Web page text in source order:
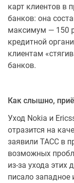
карт клиентов в
банков: она
максимум — 150
кредитной
клиентам
банков.
Как слышно,
Уход Nokia и
отразится на
заявили ТАСС в
возможных
из-за ухода этих
писало западное